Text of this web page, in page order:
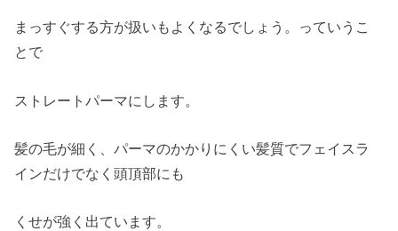
まっすぐする方が扱いもよくなるでしょう。っていうこ
とで
ストレートパーマにします。
髪の毛が細く、パーマのかかりにくい髪質でフェイスラ
インだけでなく頭頂部にも
くせが強く出ています。